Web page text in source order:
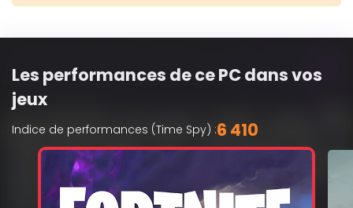
Les performances de ce PC dans vos
jeux
Indice de performances (Time Spy) :6 410